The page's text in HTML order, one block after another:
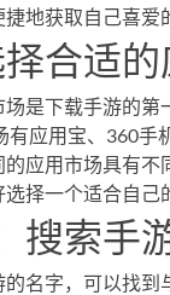
地获取自己喜爱
合适
是下载手游的第
有应用宝、360手
应用市场具有不
择一个适合自己
搜索手
名字，可以找到